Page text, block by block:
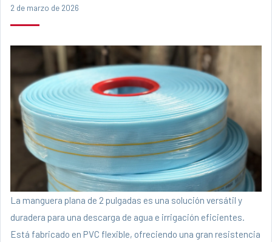
2 de marzo de 2026
La manguera plana de 2 pulgadas es una solución versátil y
duradera para una descarga de agua e irrigación eficientes.
Está fabricado en PVC flexible, ofreciendo una gran resistencia